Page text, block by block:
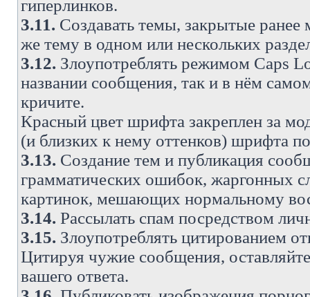
гиперлинков.
3.11. Создавать темы, закрытые ранее
же тему в одном или нескольких
3.12. Злоупотреблять режимом Caps
названии сообщения, так и в нём
кричите.
Красный цвет шрифта закреплен за
(и близких к нему оттенков) шрифта
3.13. Создание тем и публикация
грамматических ошибок, жаргонных
картинок, мешающих нормальному
3.14. Рассылать спам посредством
3.15. Злоупотреблять цитированием
Цитируя чужие сообщения,
вашего ответа.